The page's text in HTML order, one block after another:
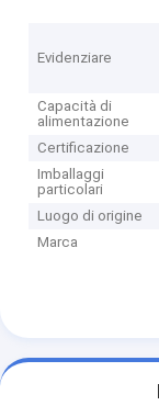
Evidenziare
Capacità di
alimentazione
Certificazione
Imballaggi
particolari
Luogo di origine
Marca